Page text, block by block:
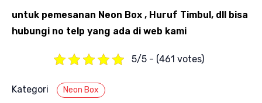
untuk pemesanan Neon Box , Huruf Timbul, dll bisa
hubungi no telp yang ada di web kami
5/5 - (461 votes)
Kategori Neon Box